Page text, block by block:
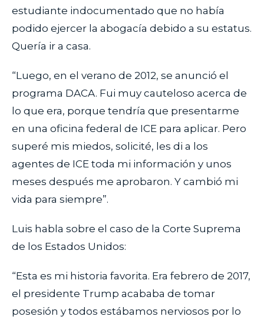
estudiante indocumentado que no había
podido ejercer la abogacía debido a su estatus.
Quería ir a casa.
“Luego, en el verano de 2012, se anunció el
programa DACA. Fui muy cauteloso acerca de
lo que era, porque tendría que presentarme
en una oficina federal de ICE para aplicar. Pero
superé mis miedos, solicité, les di a los
agentes de ICE toda mi información y unos
meses después me aprobaron. Y cambió mi
vida para siempre”.
Luis habla sobre el caso de la Corte Suprema
de los Estados Unidos:
“Esta es mi historia favorita. Era febrero de 2017,
el presidente Trump acababa de tomar
posesión y todos estábamos nerviosos por lo